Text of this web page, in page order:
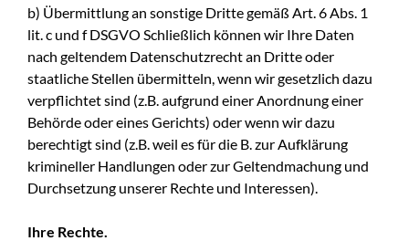
b) Übermittlung an sonstige Dritte gemäß Art. 6 Abs. 1
lit. c und f DSGVO Schließlich können wir Ihre Daten
nach geltendem Datenschutzrecht an Dritte oder
staatliche Stellen übermitteln, wenn wir gesetzlich dazu
verpflichtet sind (z.B. aufgrund einer Anordnung einer
Behörde oder eines Gerichts) oder wenn wir dazu
berechtigt sind (z.B. weil es für die B. zur Aufklärung
krimineller Handlungen oder zur Geltendmachung und
Durchsetzung unserer Rechte und Interessen).
Ihre Rechte.